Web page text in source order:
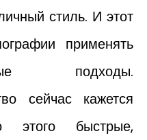
стиль. И этот
применять
подходы.
сейчас кажется
этого быстрые,